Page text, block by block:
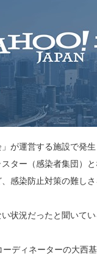
が運営する施設で発
ター（感染者集団）
感染防止対策の難し
状況だったと聞いて
ディネーターの大西